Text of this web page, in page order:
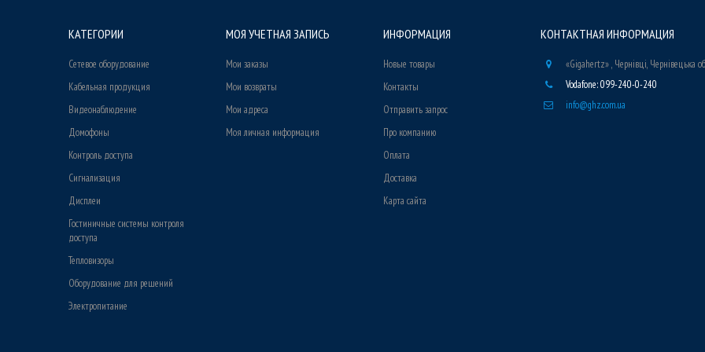
КАТЕГОРИИ
Сетевое оборудование
Кабельная продукция
Видеонаблюдение
Домофоны
Контроль доступа
Сигнализация
Дисплеи
Гостиничные системы контроля
доступа
Тепловизоры
Оборудование для решений
Электропитание
МОЯ УЧЕТНАЯ ЗАПИСЬ
Мои заказы
Мои возвраты
Мои адреса
Моя личная информация
ИНФОРМАЦИЯ
Новые товары
Контакты
Отправить запрос
Про компанию
Оплата
Доставка
Карта сайта
КОНТАКТНАЯ ИНФОРМАЦИЯ
«Gigahertz» , Чернівці, Чернівецька
Vodafone: 099-240-0-240
info@ghz.com.ua